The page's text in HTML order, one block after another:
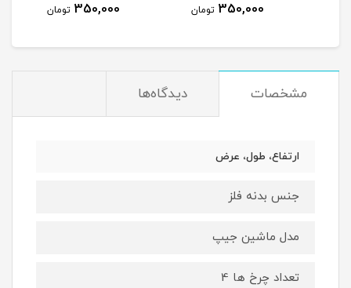
350,000 تومان 350,000 تومان
مشخصات دیدگاه‌ها
ارتفاع، طول، عرض
جنس بدنه فلز
مدل ماشین جیپ
تعداد چرخ ها 4